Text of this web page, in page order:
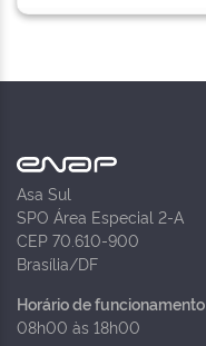
Asa Sul
SPO Área Especial 2-A
CEP 70.610-900
Brasília/DF
Horário de funcionamento
08h00 às 18h00